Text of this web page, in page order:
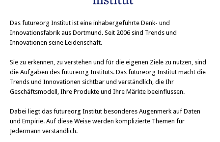
Das futureorg Institut ist eine inhabergeführte Denk- und
Innovationsfabrik aus Dortmund. Seit 2006 sind Trends und
Innovationen seine Leidenschaft.
Sie zu erkennen, zu verstehen und für die eigenen Ziele zu nutzen, sind
die Aufgaben des futureorg Instituts. Das futureorg Institut macht die
Trends und Innovationen sichtbar und verständlich, die Ihr
Geschäftsmodell, Ihre Produkte und Ihre Märkte beeinflussen.
Dabei liegt das futureorg Institut besonderes Augenmerk auf Daten
und Empirie. Auf diese Weise werden komplizierte Themen für
Jedermann verständlich.